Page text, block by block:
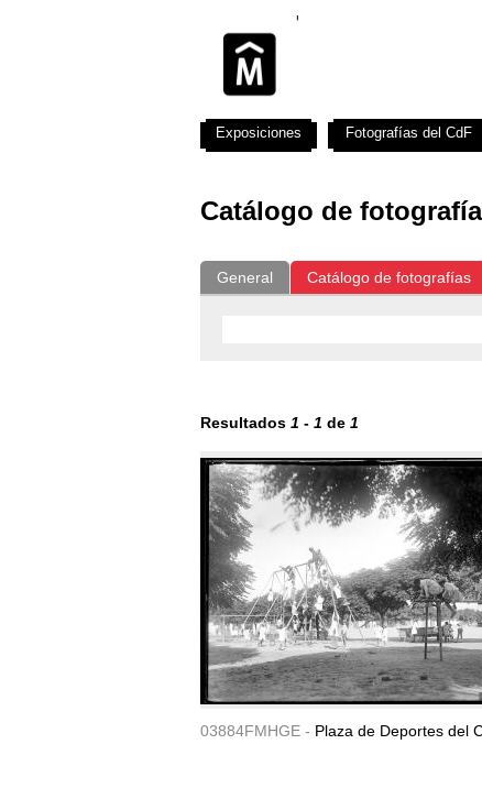
Catálogo de
General Catálogo de fotografías
Resultados 1 - 1 de 1
03884FMHGE - Plaza de Deportes del
Exposiciones Fotografías del CdF